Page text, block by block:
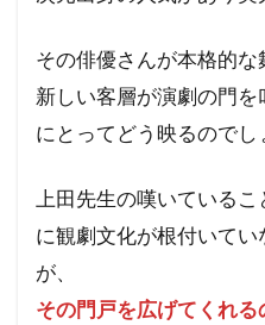
その俳優さんが本格的な
新しい客層が演劇の門
にとってどう映るのでし
上田先生の嘆いている
に観劇文化が根付いて
が、
その門戸を広げてくれ